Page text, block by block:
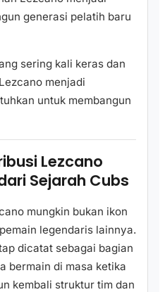
generasi pelatih baru
sering kali keras dan
menjadi
untuk membangun
Lezcano
Sejarah Cubs
mungkin bukan ikon
legendaris lainnya.
dicatat sebagai bagian
bermain di masa ketika
kembali struktur tim dan